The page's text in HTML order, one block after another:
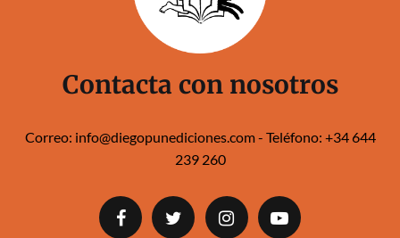
Contacta con nosotros
Correo: info@diegopunediciones.com- Teléfono: +34 644
239 260‬‬